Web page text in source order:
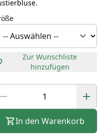
Zur Wunschliste
hinzufügen
In den Warenkorb